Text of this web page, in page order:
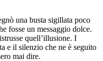
una busta sigillata poco
fosse un messaggio dolce.
quell’illusione. I
e il silenzio che ne è seguito
mai dire.